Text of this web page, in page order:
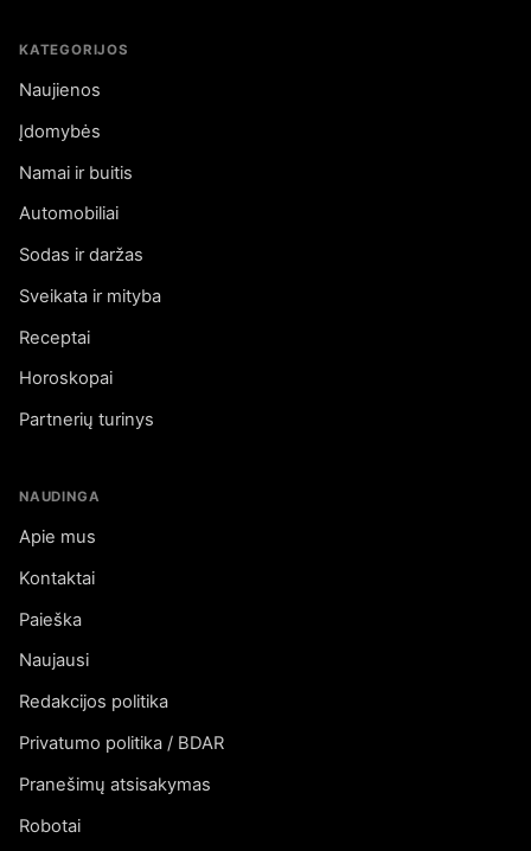
KATEGORIJOS
Naujienos
Įdomybės
Namai ir buitis
Automobiliai
Sodas ir daržas
Sveikata ir mityba
Receptai
Horoskopai
Partnerių turinys
NAUDINGA
Apie mus
Kontaktai
Paieška
Naujausi
Redakcijos politika
Privatumo politika / BDAR
Pranešimų atsisakymas
Robotai